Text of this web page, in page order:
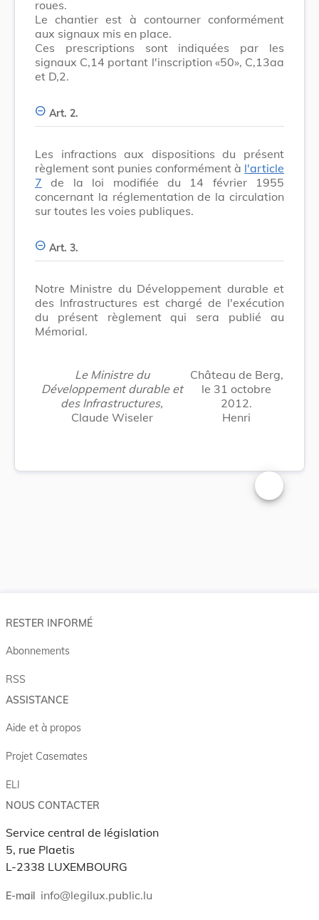
roues.
Le chantier est à contourner conformément
aux signaux mis en place.
Ces prescriptions sont indiquées par les
signaux C,14 portant l'inscription «50», C,13aa
et D,2.
Art. 2.
Les infractions aux dispositions du présent
règlement sont punies conformément à l'article
7 de la loi modifiée du 14 février 1955
concernant la réglementation de la circulation
sur toutes les voies publiques.
Art. 3.
Notre Ministre du Développement durable et
des Infrastructures est chargé de l'exécution
du présent règlement qui sera publié au
Mémorial.
Le Ministre du
Développement durable et
des Infrastructures,
Claude Wiseler
Château de Berg,
le 31 octobre
2012.
Henri
Changer la
RESTER INFORMÉ
Abonnements
RSS
ASSISTANCE
Aide et à propos
Projet Casemates
ELI
NOUS CONTACTER
Service central de législation
5, rue Plaetis
L-2338 LUXEMBOURG
E-mail info@legilux.public.lu